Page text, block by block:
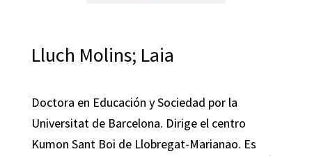
Lluch Molins; Laia
Doctora en Educación y Sociedad por la
Universitat de Barcelona. Dirige el centro
Kumon Sant Boi de Llobregat-Marianao. Es